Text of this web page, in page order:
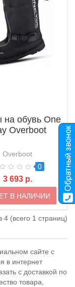
на обувь One
Overboot
Overboot
0
3 693 р.
В НАЛИЧИИ
4 (всего 1 страниц)
сайте с
в интернет
с доставкой по
товара,